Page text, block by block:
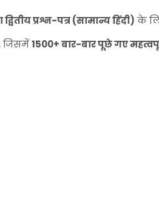
द्वितीय प्रश्न-पत्र (सामान्य हिंदी) के
जिसमें1500+ बार-बार पूछे गए